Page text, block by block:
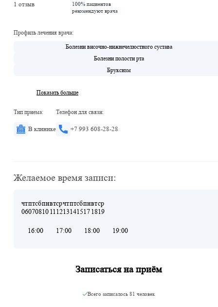
1 отзыв
100% пациентов
рекомендуют врача
Профиль лечения врача:
Болезни височно-нижнечелюстного сустава
Болезни полости рта
Бруксизм
Показать больше
Тип приема:
В клинике
Телефон для связи:
+7 993 608-28-28
Желаемое время записи:
чт
06
пт
07
сб
08
пн
10
вт
11
ср
12
чт
13
пт
14
сб
15
пн
17
вт
18
ср
19
16:00 17:00 18:00 19:00
Записаться на приём
Всего записалось 81 человек